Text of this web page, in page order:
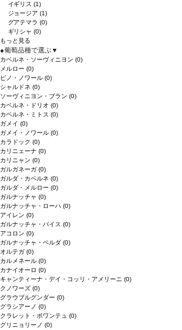
イギリス(1)
ジョージア(1)
グアテマラ(0)
ギリシャ(0)
もっと見る
●葡萄品種で選ぶ▼
カベルネ・ソーヴィニヨン (0)
メルロー (0)
ピノ・ノワール (0)
シャルドネ (0)
ソーヴィニヨン・ブラン (0)
カベルネ・ドリオ (0)
カベルネ・ミトス (0)
ガメイ (0)
ガメイ・ノワール (0)
カラドック (0)
カリニェーナ (0)
カリニャン (0)
ガルガネーガ (0)
ガルダ・カベルネ (0)
ガルダ・メルロー (0)
ガルナッチャ (0)
ガルナッチャ・ローハ (0)
アイレン (0)
ガルナッチャ・パイス (0)
アコロン (0)
ガルナッチャ・ペルダ (0)
オルテガ (0)
カルメネール (0)
カナイオーロ (0)
キャンティーナ・デイ・コッリ・アメリーニ (0)
クノワーズ (0)
グラウブルグンダー (0)
グラシアーノ (0)
クラレット・ボワンテュ (0)
グリニョリーノ (0)